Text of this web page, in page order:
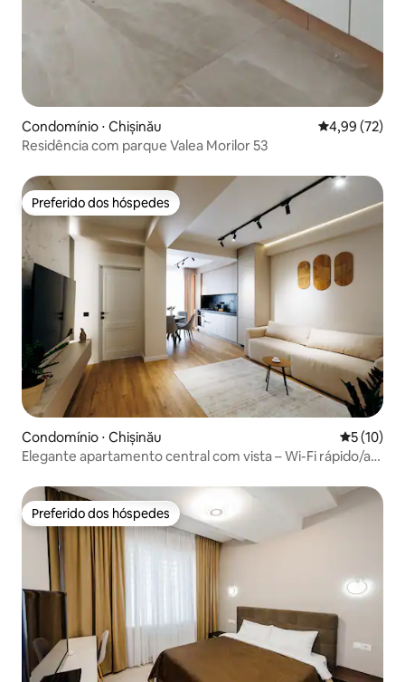
Condomínio ⋅ Chișinău 4,99 de uma
4,99 (72)
Residência com parque Valea Morilor 53
Preferido dos hóspedes
Preferido dos hóspedes
Condomínio ⋅ Chișinău 5 de uma
5 (10)
Elegante apartamento central com vista – Wi-Fi rápido/ar-
Preferido dos hóspedes
Preferido dos hóspedes